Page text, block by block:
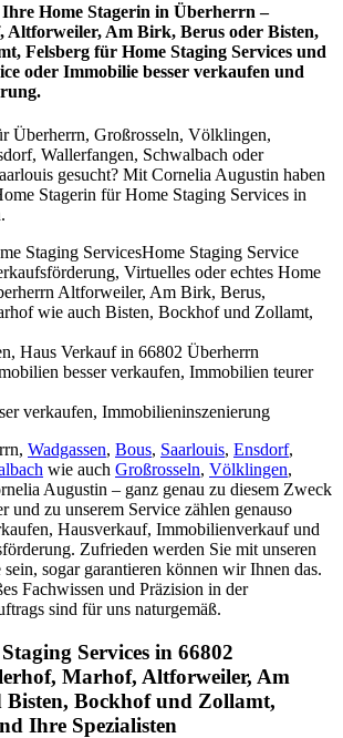
Home Stagerin in Überherrn –
Altforweiler, Am Birk, Berus oder Bisten,
Felsberg für Home Staging Services und
oder Immobilie besser verkaufen und
Überherrn, Großrosseln, Völklingen,
Wallerfangen, Schwalbach oder
gesucht? Mit Cornelia Augustin haben
Stagerin für Home Staging Services in
Staging ServicesHome Staging Service
Virtuelles oder echtes Home
Altforweiler, Am Birk, Berus,
wie auch Bisten, Bockhof und Zollamt,
Haus Verkauf in 66802 Überherrn
besser verkaufen, Immobilien teurer
verkaufen, Immobilieninszenierung
Wadgassen, Bous, Saarlouis, Ensdorf,
wie auch Großrosseln, Völklingen,
Augustin – ganz genau zu diesem Zweck
und zu unserem Service zählen genauso
Hausverkauf, Immobilienverkauf und
Zufrieden werden Sie mit unseren
sein, sogar garantieren können wir Ihnen das.
Fachwissen und Präzision in der
sind für uns naturgemäß.
Services in 66802
Marhof, Altforweiler, Am
Bockhof und Zollamt,
Ihre Spezialisten